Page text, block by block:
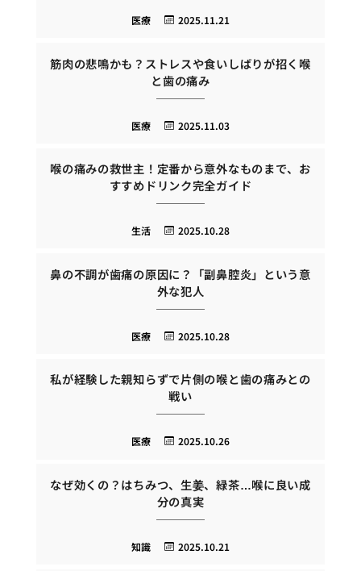
2025.11.21
医療
筋肉の悲鳴かも？ストレスや食いしばりが招く喉
と歯の痛み
2025.11.03
医療
喉の痛みの救世主！定番から意外なものまで、お
すすめドリンク完全ガイド
2025.10.28
生活
鼻の不調が歯痛の原因に？「副鼻腔炎」という意
外な犯人
2025.10.28
医療
私が経験した親知らずで片側の喉と歯の痛みとの
戦い
2025.10.26
医療
なぜ効くの？はちみつ、生姜、緑茶…喉に良い成
分の真実
2025.10.21
知識